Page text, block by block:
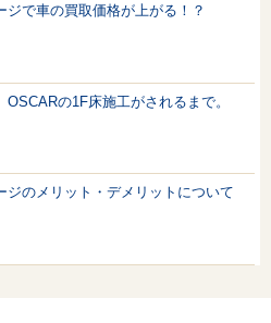
ジで車の買取価格が上がる！？
OSCARの1F床施工がされるまで。
ジのメリット・デメリットについて